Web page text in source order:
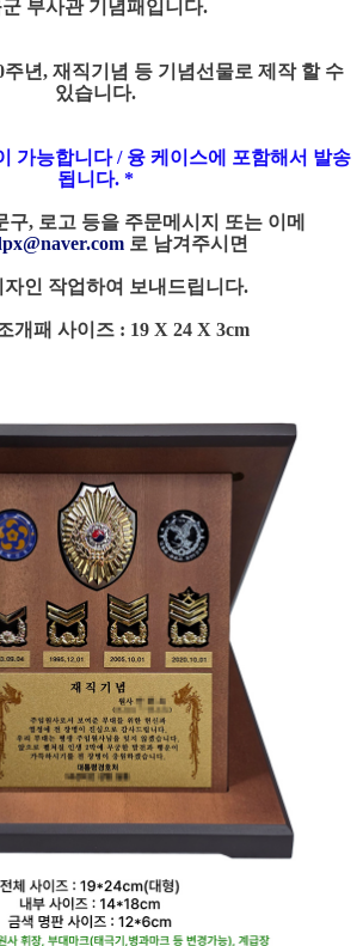
군 부사관 기념패입니다.
주년, 재직기념 등 기념선물로 제작 할 수
있습니다.
가능합니다 / 융 케이스에 포함해서 발송
됩니다. *
구, 로고 등을 주문메시지 또는 이메
로 남겨주시면
인 작업하여 보내드립니다.
개패 사이즈 : 19 X 24 X 3cm